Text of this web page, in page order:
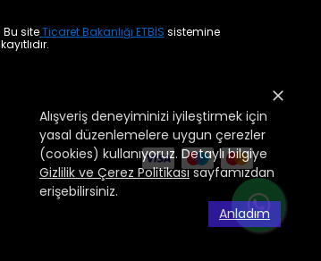
Alışveriş deneyiminizi iyileştirmek için
yasal düzenlemelere uygun çerezler
(cookies) kullanıyoruz. Detaylı bilgiye
Gizlilik ve Çerez Politikasısayfamızdan
erişebilirsiniz.
Anladım
Bu siteTicaret Bakanlığı ETBİS sistemine
kayıtlıdır.